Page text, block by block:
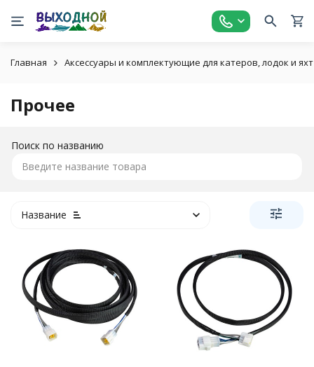
Главная Аксессуары и комплектующие для катеров, лодок и яхт
Прочее
Поиск по названию
Название